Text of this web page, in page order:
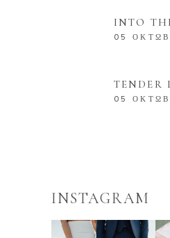
INTO
05
TENDER
05
INSTAGRAM